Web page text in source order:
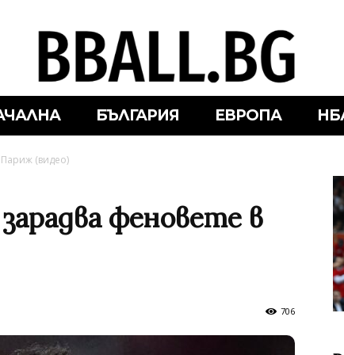
БЪЛГАРИЯ ЕВРОПА
(видео)
феновете в
706